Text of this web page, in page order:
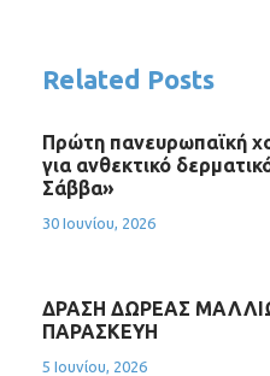
Related Posts
Πρώτη πανευρωπαϊκή
για ανθεκτικό
Σάββα»
30 Ιουνίου, 2026
ΔΡΑΣΗ ΔΩΡΕΑΣ
ΠΑΡΑΣΚΕΥΗ
5 Ιουνίου, 2026